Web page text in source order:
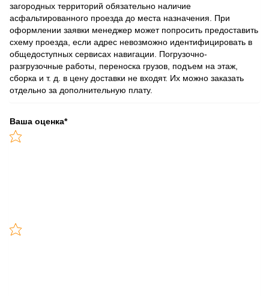
загородных территорий обязательно наличие
асфальтированного проезда до места назначения. При
оформлении заявки менеджер может попросить предоставить
схему проезда, если адрес невозможно идентифицировать в
общедоступных сервисах навигации. Погрузочно-
разгрузочные работы, переноска грузов, подъем на этаж,
сборка и т. д. в цену доставки не входят. Их можно заказать
отдельно за дополнительную плату.
Ваша оценка*